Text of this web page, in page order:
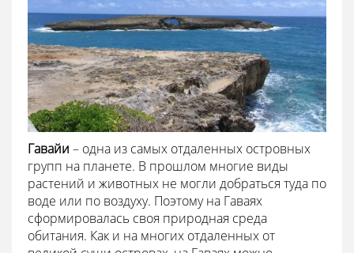
Гавайи – одна из самых отдаленных островных
групп на планете. В прошлом многие виды
растений и животных не могли добраться туда по
воде или по воздуху. Поэтому на Гаваях
сформировалась своя природная среда
обитания. Как и на многих отдаленных от